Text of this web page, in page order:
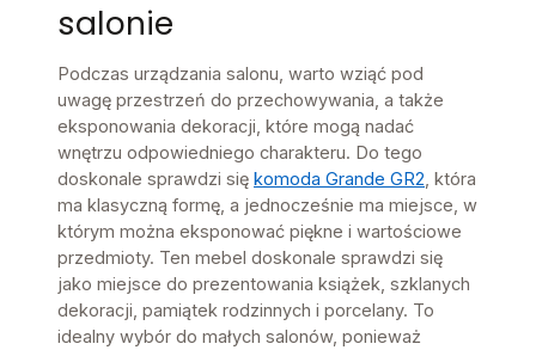
salonie
Podczas urządzania salonu, warto wziąć pod
uwagę przestrzeń do przechowywania, a także
eksponowania dekoracji, które mogą nadać
wnętrzu odpowiedniego charakteru. Do tego
doskonale sprawdzi się komoda Grande GR2 , która
ma klasyczną formę, a jednocześnie ma miejsce, w
którym można eksponować piękne i wartościowe
przedmioty. Ten mebel doskonale sprawdzi się
jako miejsce do prezentowania książek, szklanych
dekoracji, pamiątek rodzinnych i porcelany. To
idealny wybór do małych salonów, ponieważ